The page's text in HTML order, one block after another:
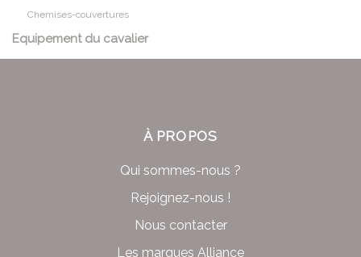
Chemises-couvertures
Equipement du cavalier
À PROPOS
Qui sommes-nous ?
Rejoignez-nous !
Nous contacter
Les marques Alliance